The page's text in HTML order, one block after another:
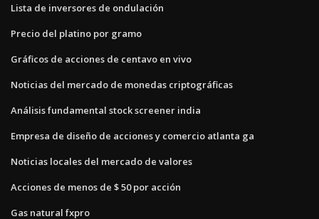
Lista de inversores de ondulación
Precio del platino por gramo
Gráficos de acciones de centavo en vivo
Noticias del mercado de monedas criptográficas
Análisis fundamental stock screener india
Empresa de diseño de acciones y comercio atlanta ga
Noticias locales del mercado de valores
Acciones de menos de $ 50 por acción
Gas natural fxpro